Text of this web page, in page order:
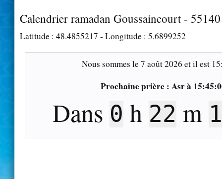
Calendrier ramadan Goussaincourt - 55140
Latitude : 48.4855217 - Longitude : 5.6899252
Nous sommes le7 août 2026 et il est
Prochaine prière : Asrà
Dans 0 h 22 m